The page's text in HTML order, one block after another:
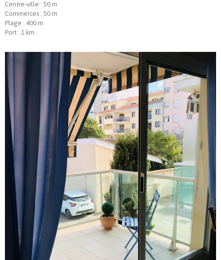
Centre-ville : 50 m
Commerces : 50 m
Plage : 400 m
Port : 1 km